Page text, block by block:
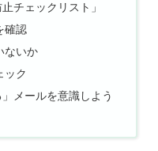
チェックリスト」
確認
ないか
ック
メールを意識しよう